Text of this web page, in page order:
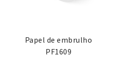
Papel de embrulho
PF1609